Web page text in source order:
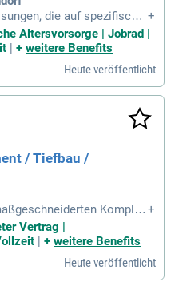
die auf spezifische
stellen sicher, dass Pro
sind. Du bist gefragt.
+
Altersvorsorge | Jobrad |
| + weitere Benefits
Heute veröffentlicht
/ Tiefbau /
Komplet
sondern auc
sind – getreu un
sichern.
+
Vertrag |
| + weitere Benefits
Heute veröffentlicht